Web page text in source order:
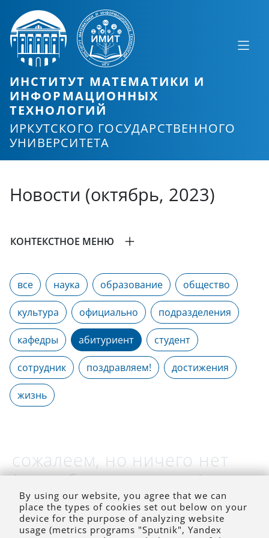
ИНСТИТУТ МАТЕМАТИКИ И
ИНФОРМАЦИОННЫХ
ТЕХНОЛОГИЙ
ИРКУТСКОГО ГОСУДАРСТВЕННОГО
УНИВЕРСИТЕТА
Новости (октябрь, 2023)
КОНТЕКСТНОЕ МЕНЮ
все наука образование общество
культура официально подразделения
кафедры абитуриент студент
сотрудник поздравляем! достижения
жизнь
сожалеем, но ничего нет
(на выбранное время)
By using our website, you agree that we can
place the types of cookies set out below on your
device for the purpose of analyzing website
usage (metrics programs "Sputnik", Yandex